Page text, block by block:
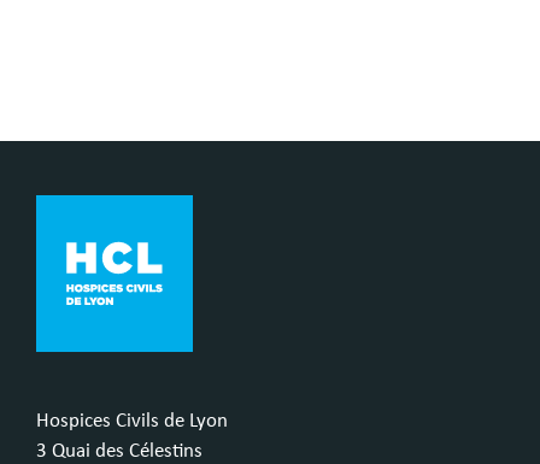
Hospices Civils de Lyon
3 Quai des Célestins